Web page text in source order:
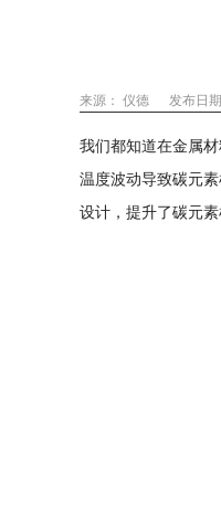
来源： 仪德 发布日
我们都知道在金属
温度波动导致碳元
设计，提升了碳元素